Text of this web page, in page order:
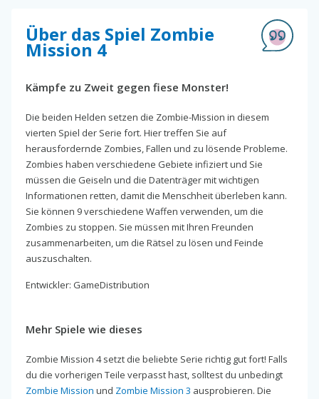
Über das Spiel Zombie
Mission 4
Kämpfe zu Zweit gegen fiese Monster!
Die beiden Helden setzen die Zombie-Mission in diesem
vierten Spiel der Serie fort. Hier treffen Sie auf
herausfordernde Zombies, Fallen und zu lösende Probleme.
Zombies haben verschiedene Gebiete infiziert und Sie
müssen die Geiseln und die Datenträger mit wichtigen
Informationen retten, damit die Menschheit überleben kann.
Sie können 9 verschiedene Waffen verwenden, um die
Zombies zu stoppen. Sie müssen mit Ihren Freunden
zusammenarbeiten, um die Rätsel zu lösen und Feinde
auszuschalten.
Entwickler: GameDistribution
Mehr Spiele wie dieses
Zombie Mission 4 setzt die beliebte Serie richtig gut fort! Falls
du die vorherigen Teile verpasst hast, solltest du unbedingt
Zombie Mission und Zombie Mission 3 ausprobieren. Die